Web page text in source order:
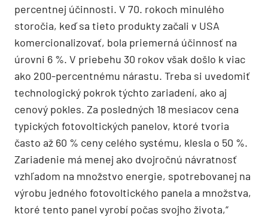
percentnej účinnosti. V 70. rokoch minulého
storočia, keď sa tieto produkty začali v USA
komercionalizovať, bola priemerná účinnosť na
úrovni 6 %. V priebehu 30 rokov však došlo k viac
ako 200-percentnému nárastu. Treba si uvedomiť
technologický pokrok týchto zariadení, ako aj
cenový pokles. Za posledných 18 mesiacov cena
typických fotovoltických panelov, ktoré tvoria
často až 60 % ceny celého systému, klesla o 50 %.
Zariadenie má menej ako dvojročnú návratnosť
vzhľadom na množstvo energie, spotrebovanej na
výrobu jedného fotovoltického panela a množstva,
ktoré tento panel vyrobí počas svojho života,“